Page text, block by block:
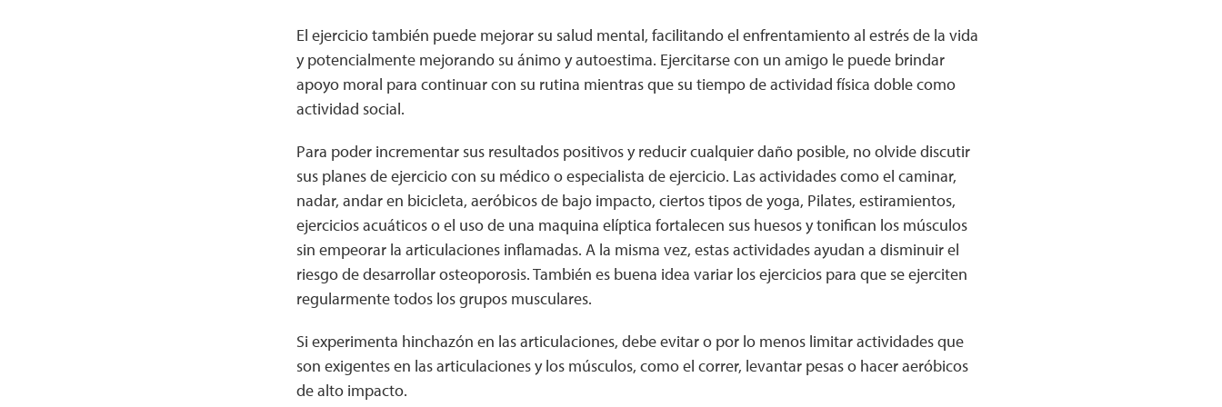
El ejercicio también puede mejorar su salud mental, facilitando el enfrentamiento al estrés de la vida
y potencialmente mejorando su ánimo y autoestima. Ejercitarse con un amigo le puede brindar
apoyo moral para continuar con su rutina mientras que su tiempo de actividad física doble como
actividad social.
Para poder incrementar sus resultados positivos y reducir cualquier daño posible, no olvide discutir
sus planes de ejercicio con su médico o especialista de ejercicio. Las actividades como el caminar,
nadar, andar en bicicleta, aeróbicos de bajo impacto, ciertos tipos de yoga, Pilates, estiramientos,
ejercicios acuáticos o el uso de una maquina elíptica fortalecen sus huesos y tonifican los músculos
sin empeorar la articulaciones inflamadas. A la misma vez, estas actividades ayudan a disminuir el
riesgo de desarrollar osteoporosis. También es buena idea variar los ejercicios para que se ejerciten
regularmente todos los grupos musculares.
Si experimenta hinchazón en las articulaciones, debe evitar o por lo menos limitar actividades que
son exigentes en las articulaciones y los músculos, como el correr, levantar pesas o hacer aeróbicos
de alto impacto.